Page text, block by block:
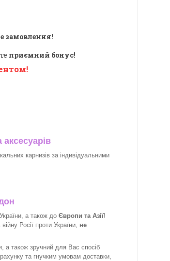
замовлення!
приємний бонус!
аксесуарів
карнизів за індивідуальними
а також до Європи та Азії!
Росії проти України, не
а також зручний для Вас спосіб
та гнучким умовам доставки,